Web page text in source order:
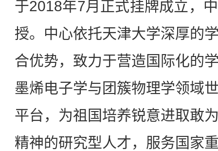
于2018年7月正式挂牌成立，
授。中心依托天津大学深厚的
合优势，致力于营造国际化的
墨烯电子学与团簇物理学领域
平台，为祖国培养锐意进取敢
精神的研究型人才，服务国家